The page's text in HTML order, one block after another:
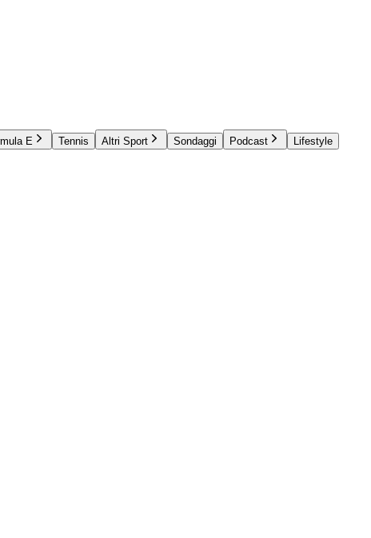
E Tennis Altri Sport Sondaggi Podcast
Lifestyle